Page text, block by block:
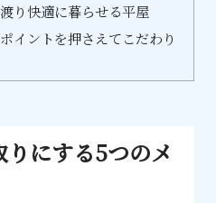
り快適に暮らせる平屋
イントを押さえてこだわり
にする5つのメ